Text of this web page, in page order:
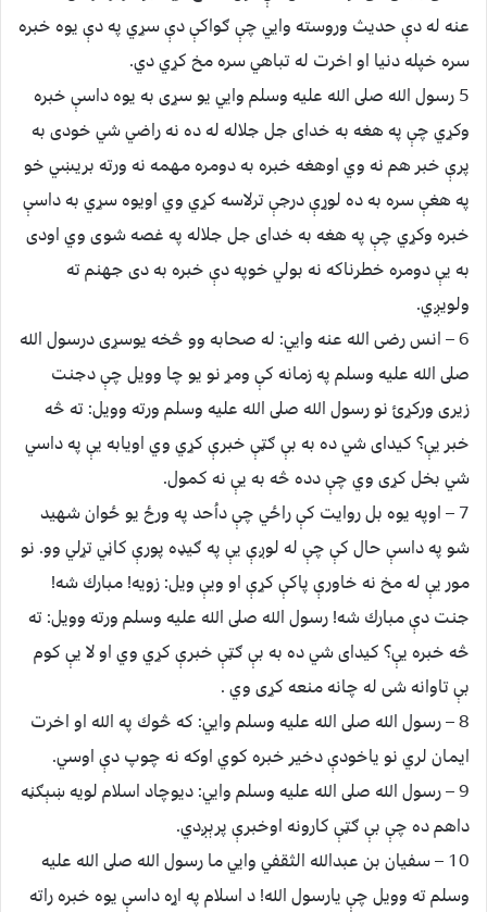
عنه له دې حديث وروسته وايي چې ګواكې دې سړي په دې يوه خبره
سره خپله دنيا او اخرت له تباهي سره مخ كړي دي.
5 رسول الله صلى الله عليه وسلم وايي يو سړى به يوه داسې خبره
وكړي چې په هغه به خداى جل جلاله له ده نه راضي شي خودى به
پرې خبر هم نه وي اوهغه خبره به دومره مهمه نه ورته بريښي خو
په هغې سره به ده لوړې درجې ترلاسه كړي وي اويوه سړي به داسې
خبره وكړي چې په هغه به خداى جل جلاله په غصه شوى وي اودى
به يې دومره خطرناكه نه بولي خوپه دې خبره به دى جهنم ته
ولويږي.
6 – انس رضى الله عنه وايي: له صحابه وو څخه يوسړى درسول الله
صلى الله عليه وسلم په زمانه كې ومړ نو يو چا وويل چې دجنت
زيرى وركړئ نو رسول الله صلى الله عليه وسلم ورته وويل: ته څه
خبر يې؟ كيداى شي ده به بې ګټې خبرې كړي وي اويابه يې په داسي
شي بخل كړى وي چې دده څه به يې نه كمول.
7 – اوپه يوه بل روايت كې راځي چې داُحد په ورځ يو ځوان شهيد
شو په داسې حال كې چې له لوږې يې په ګيډه پورې كاڼي تړلي وو. نو
مور يې له مخ نه خاورې پاكې كړې او ويې ويل: زويه! مبارك شه!
جنت دې مبارك شه! رسول الله صلى الله عليه وسلم ورته وويل: ته
څه خبره يې؟ كيداى شي ده به بې ګټې خبرې كړي وي او لا يې كوم
بې تاوانه شى له چانه منعه كړى وي .
8 – رسول الله صلى الله عليه وسلم وايي: كه څوك په الله او اخرت
ايمان لري نو ياخودې دخير خبره كوي اوكه نه چوپ دې اوسي.
9 – رسول الله صلى الله عليه وسلم وايي: ديوچاد اسلام لويه ښېګڼه
داهم ده چې بې ګټې كارونه اوخبرې پرېږدي.
10 – سفيان بن عبدالله الثقفي وايي ما رسول الله صلى الله عليه
وسلم ته وويل چې يارسول الله! د اسلام په اړه داسې يوه خبره راته